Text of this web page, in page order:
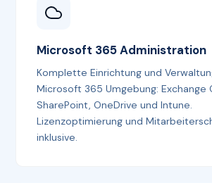
Microsoft 365 Administration
Komplette Einrichtung und
Microsoft 365 Umgebung: Exchange
SharePoint, OneDrive und Intune.
Lizenzoptimierung und
inklusive.